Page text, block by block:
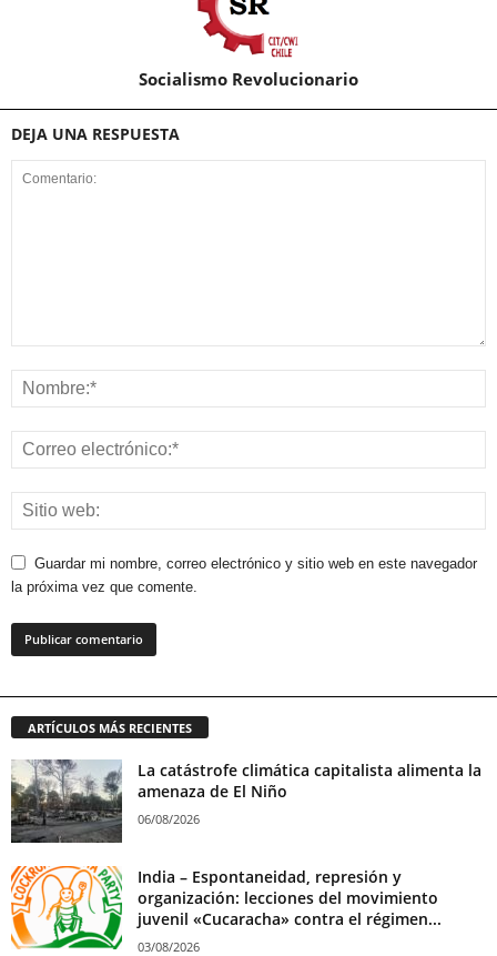
Socialismo Revolucionario
DEJA UNA RESPUESTA
Guardar mi nombre, correo electrónico y sitio web en este navegador
la próxima vez que comente.
ARTÍCULOS MÁS RECIENTES
La catástrofe climática capitalista alimenta la
amenaza de El Niño
06/08/2026
India – Espontaneidad, represión y
organización: lecciones del movimiento
juvenil «Cucaracha» contra el régimen...
03/08/2026